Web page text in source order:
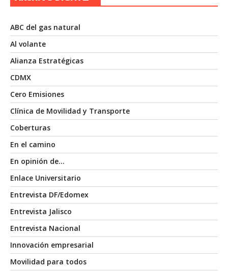
ABC del gas natural
Al volante
Alianza Estratégicas
CDMX
Cero Emisiones
Clínica de Movilidad y Transporte
Coberturas
En el camino
En opinión de…
Enlace Universitario
Entrevista DF/Edomex
Entrevista Jalisco
Entrevista Nacional
Innovación empresarial
Movilidad para todos